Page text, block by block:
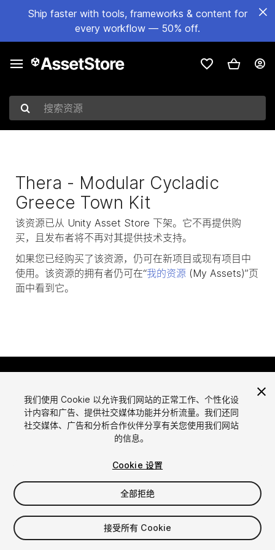
Ship faster with tools, frameworks & content for
every workflow — 50% off.
搜索资源
Thera - Modular Cycladic
Greece Town Kit
该资源已从 Unity Asset Store 下架。它不再提供购
买，且发布者将不再对其提供技术支持。
如果您已经购买了该资源，仍可在新项目或现有项目中
使用。该资源的拥有者仍可在“我的资源 (My Assets)”页
面中看到它。
简体中文
한국어
通过Unity出售资源
出售资源
资源上传指南
资源商店工具
常见问题
我们使用 Cookie 以允许我们网站的正常工作、个性化设
计内容和广告、提供社交媒体功能并分析流量。我们还同
社交媒体、广告和分析合作伙伴分享有关您使用我们网站
的信息。
Cookie 设置
全部拒绝
接受所有 Cookie